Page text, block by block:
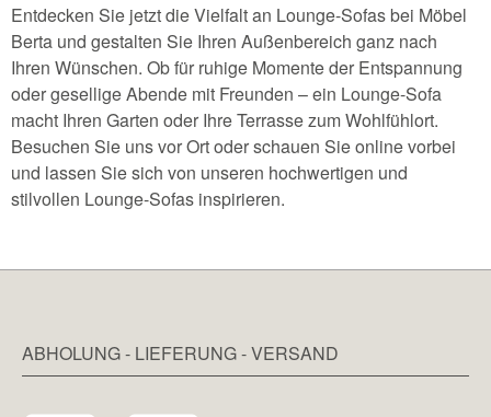
Entdecken Sie jetzt die Vielfalt an Lounge-Sofas bei Möbel
Berta und gestalten Sie Ihren Außenbereich ganz nach
Ihren Wünschen. Ob für ruhige Momente der Entspannung
oder gesellige Abende mit Freunden – ein Lounge-Sofa
macht Ihren Garten oder Ihre Terrasse zum Wohlfühlort.
Besuchen Sie uns vor Ort oder schauen Sie online vorbei
und lassen Sie sich von unseren hochwertigen und
stilvollen Lounge-Sofas inspirieren.
ABHOLUNG - LIEFERUNG - VERSAND